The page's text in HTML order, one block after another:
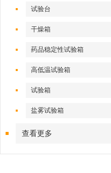
试验台
干燥箱
药品稳定性试验箱
高低温试验箱
试验箱
盐雾试验箱
查看更多